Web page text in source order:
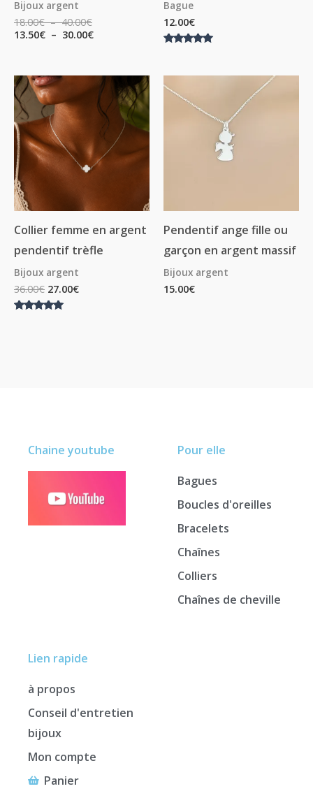
Bijoux argent
18.00€ – 40.00€
13.50€ – 30.00€
Bague
12.00€
Collier femme en argent
pendentif trèfle
Bijoux argent
36.00€ 27.00€
Pendentif ange fille ou
garçon en argent massif
Bijoux argent
15.00€
Lien rapide
à propos
Conseil d'entretien
bijoux
Mon compte
Panier
Pour elle
Bagues
Boucles d'oreilles
Bracelets
Chaînes
Colliers
Chaînes de cheville
Chaine youtube